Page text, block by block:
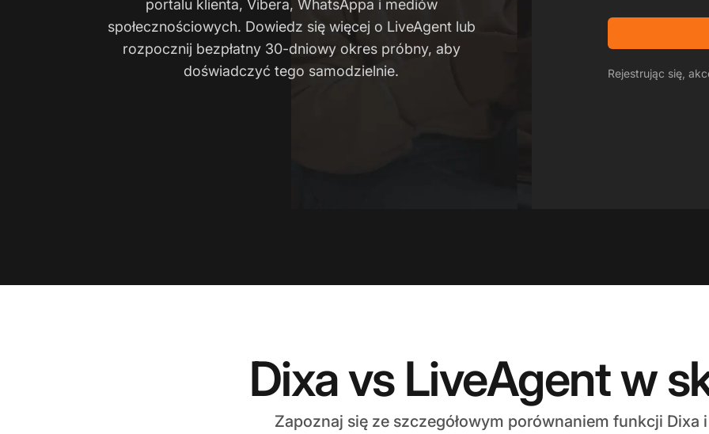
portalu klienta, Vibera, WhatsAppa i mediów
społecznościowych. Dowiedz się więcej o LiveAgent lub
rozpocznij bezpłatny 30-dniowy okres próbny, aby
doświadczyć tego samodzielnie.
Rejestrując się,
Dixa vs LiveAgent w
Zapoznaj się ze szczegółowym porównaniem funkcji Dixa